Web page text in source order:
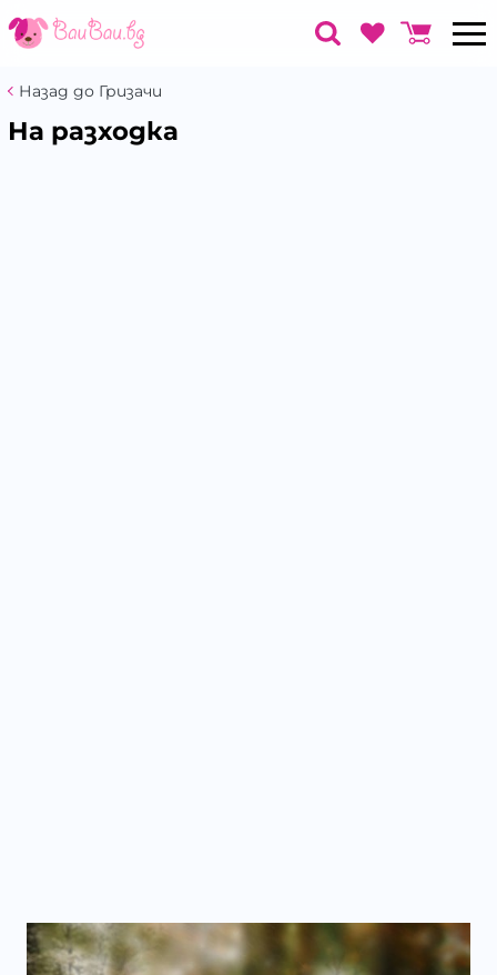
Назад до Гризачи
На разходка